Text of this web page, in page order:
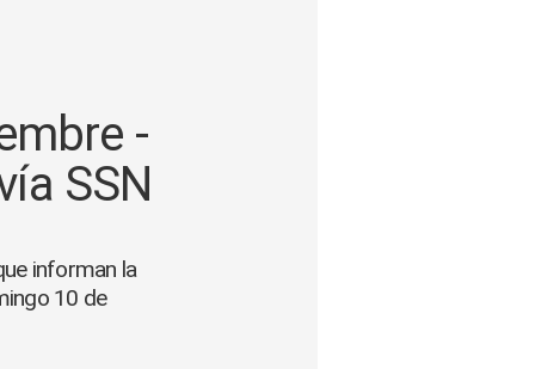
-
SSN
informan la
10 de